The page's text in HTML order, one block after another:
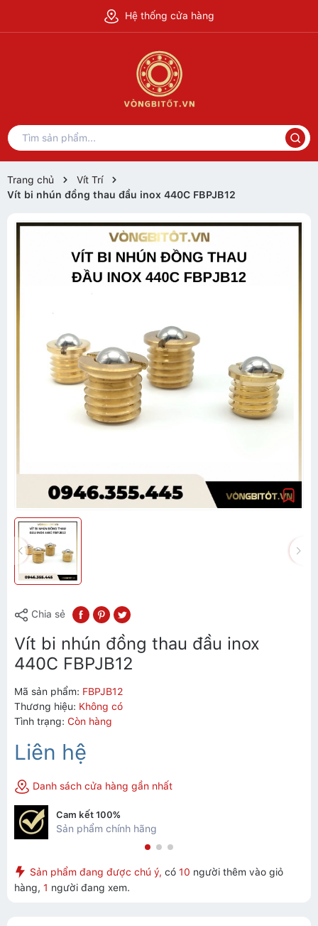
Hệ thống cửa hàng
Trang chủ
Vít Trí
Vít bi nhún đồng thau đầu inox 440C FBPJB12
Chia sẻ
Vít bi nhún đồng thau đầu inox
440C FBPJB12
Mã sản phẩm: FBPJB12
Thương hiệu: Không có
Tình trạng: Còn hàng
Liên hệ
Danh sách cửa hàng gần nhất
Cam kết 100%
Sản phẩm chính hãng
Sản phẩm đang được chú ý, có 10 người thêm vào giỏ
hàng, 1 người đang xem.